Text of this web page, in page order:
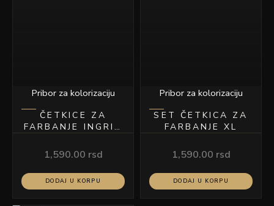
Pribor za kolorizaciju
ČETKICE ZA
FARBANJE INGRID
1,590.00 rsd
DODAJ U KORPU
Pribor za kolorizaciju
SET ČETKICA ZA
FARBANJE XL
1,590.00 rsd
DODAJ U KORPU